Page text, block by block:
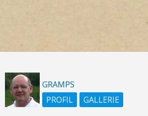
GRAMPS
PROFIL
GALLERIE